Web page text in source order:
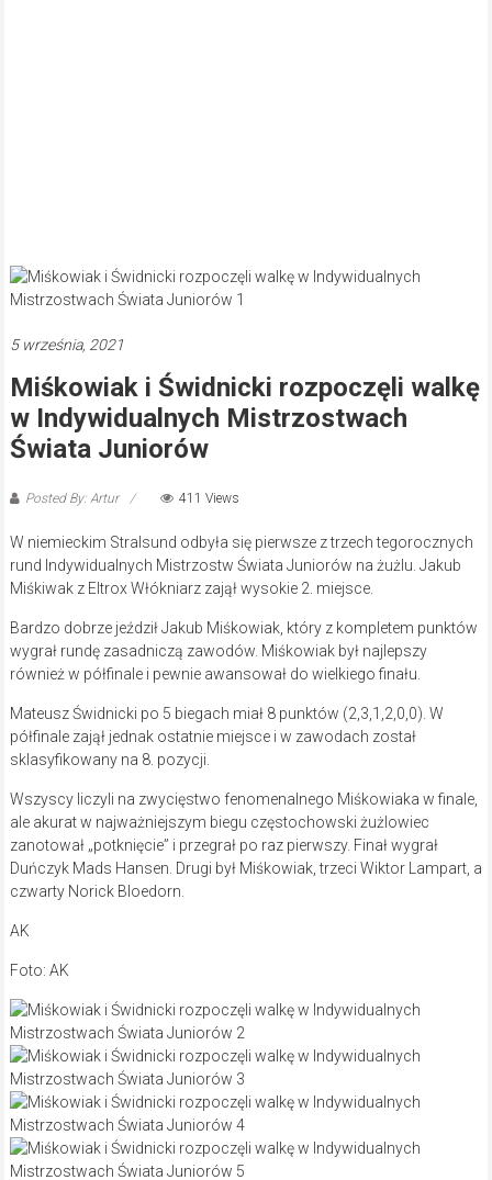
5 września, 2021
Miśkowiak i Świdnicki rozpoczęli walkę
w Indywidualnych Mistrzostwach
Świata Juniorów
Posted By: Artur 411 Views
W niemieckim Stralsund odbyła się pierwsze z trzech tegorocznych
rund Indywidualnych Mistrzostw Świata Juniorów na żużlu. Jakub
Miśkiwak z Eltrox Włókniarz zajął wysokie 2. miejsce.
Bardzo dobrze jeździł Jakub Miśkowiak, który z kompletem punktów
wygrał rundę zasadniczą zawodów. Miśkowiak był najlepszy
również w półfinale i pewnie awansował do wielkiego finału.
Mateusz Świdnicki po 5 biegach miał 8 punktów (2,3,1,2,0,0). W
półfinale zajął jednak ostatnie miejsce i w zawodach został
sklasyfikowany na 8. pozycji.
Wszyscy liczyli na zwycięstwo fenomenalnego Miśkowiaka w finale,
ale akurat w najważniejszym biegu częstochowski żużlowiec
zanotował „potknięcie” i przegrał po raz pierwszy. Finał wygrał
Duńczyk Mads Hansen. Drugi był Miśkowiak, trzeci Wiktor Lampart, a
czwarty Norick Bloedorn.
AK
Foto: AK